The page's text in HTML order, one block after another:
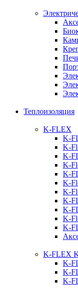
Теплоизоляция
K-FLEX
K-
K-
K-
K-
K-
K-
K-
K-
K-
K-
K-
K-FLEX
K-
K-
K-